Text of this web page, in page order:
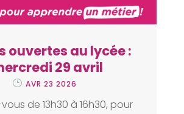
ouvertes au lycée :
29 avril
AVR 23 2026
de 13h30 à 16h30, pour